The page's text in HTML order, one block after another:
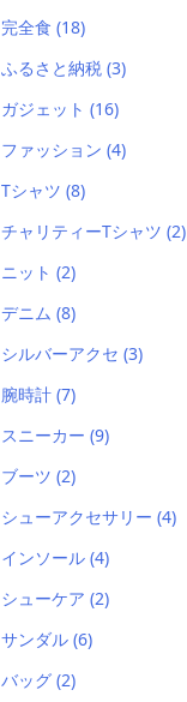
完全食 (18)
ふるさと納税 (3)
ガジェット (16)
ファッション (4)
Tシャツ (8)
チャリティーTシャツ (2)
ニット (2)
デニム (8)
シルバーアクセ (3)
腕時計 (7)
スニーカー (9)
ブーツ (2)
シューアクセサリー (4)
インソール (4)
シューケア (2)
サンダル (6)
バッグ (2)